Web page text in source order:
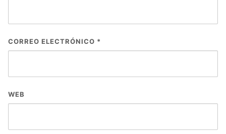
CORREO ELECTRÓNICO *
WEB